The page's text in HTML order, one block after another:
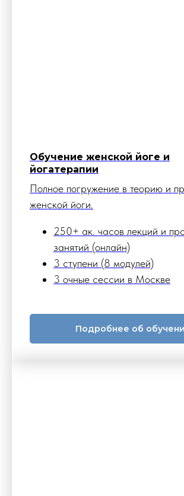
Обучение женской йоге и
йогатерапии
Полное погружение в теорию и
женской йоги.
250+ ак. часов лекций и
занятий (онлайн)
3 ступени (8 модулей)
3 очные сессии в Москве
Подробнее об